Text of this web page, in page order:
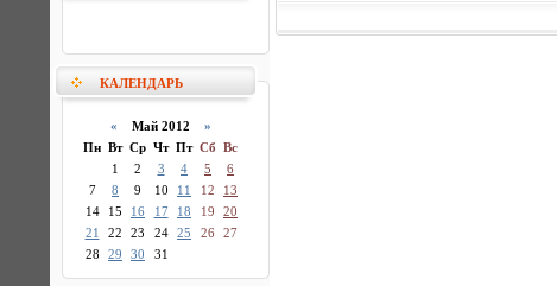
КАЛЕНДАРЬ
« Май 2012 »
Пн Вт Ср Чт Пт Сб Вс
1
2 3 4 5
6
7
8 9 10 11 12
13
14
15 16 17 18 19
20
21
22 23 24 25 26 27
28
29 30 31